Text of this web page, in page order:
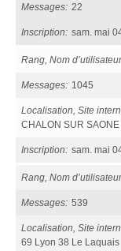
Messages 22
Inscription sam. mai
Rang, Nom d’utilisateur
Messages 1045
Localisation, Site
CHALON SUR
Inscription sam. mai
Rang, Nom d’utilisateur
Messages 539
Localisation, Site
69 Lyon 38 Le Laquais